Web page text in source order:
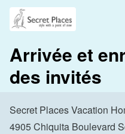
Arrivée et
des invités
Secret Places Vacation
4905 Chiquita Boulevard